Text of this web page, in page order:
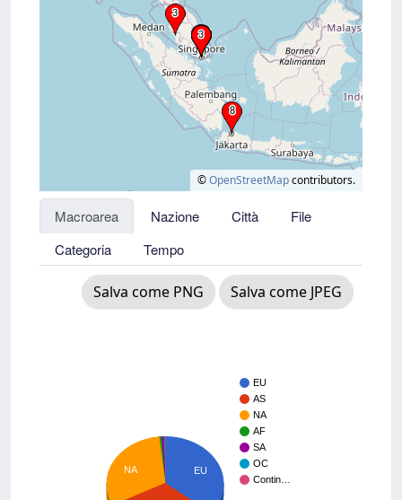
©OpenStreetMapcontributors.
Macroarea Nazione Città
File
Categoria
Tempo
Salva come PNG Salva come JPEG
EU
AS
NA
AF
SA
OC
Contin…
EU
NA